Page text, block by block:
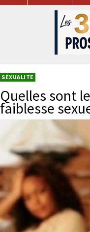
SEXUALITE
Quelles sont
faiblesse